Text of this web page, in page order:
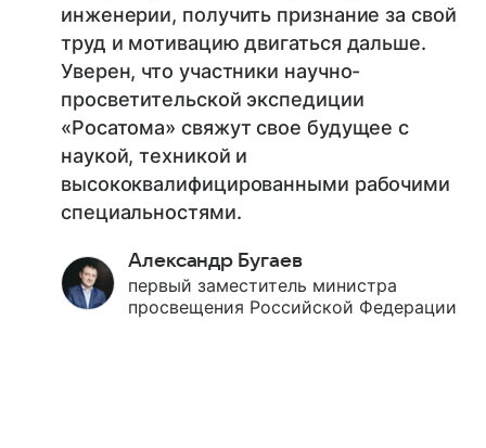
инженерии, получить признание за свой
труд и мотивацию двигаться дальше.
Уверен, что участники научно-
просветительской экспедиции
«Росатома» свяжут свое будущее с
наукой, техникой и
высококвалифицированными рабочими
специальностями.
Александр Бугаев
первый заместитель министра
просвещения Российской Федерации